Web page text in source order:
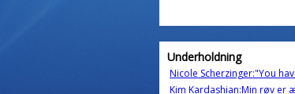
Underholdning
Nicole Scherzinger:"You
Kim Kardashian:Min røv er